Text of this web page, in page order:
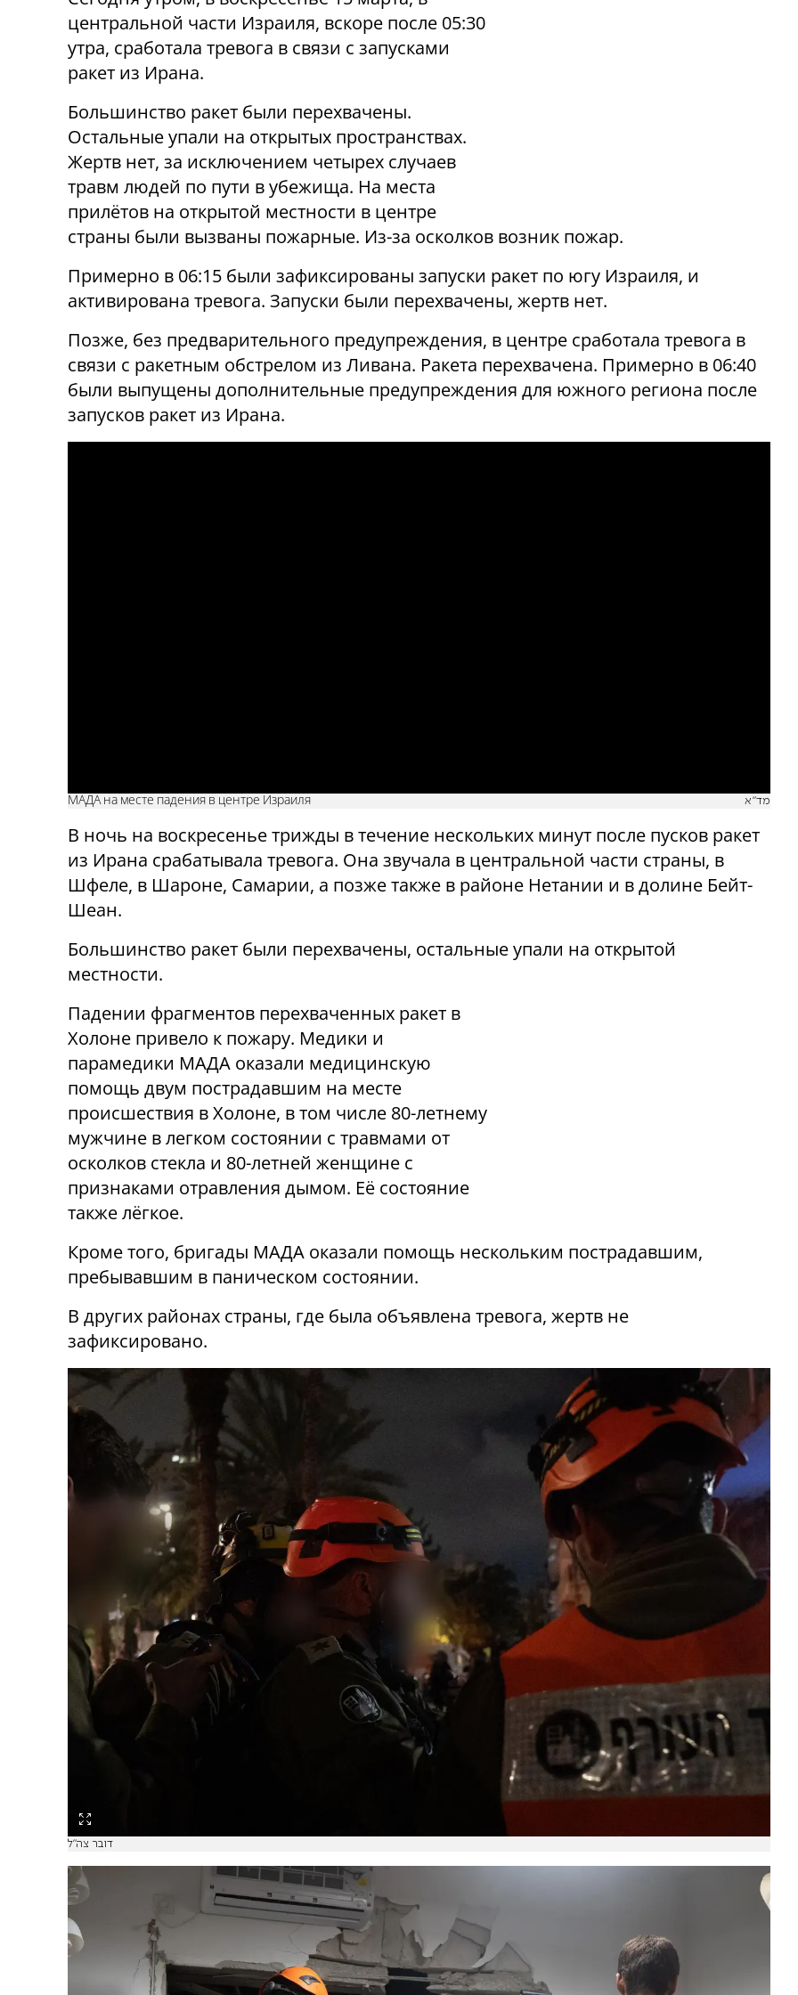
центральной части Израиля, вскоре после 05:30
утра, сработала тревога в связи с запусками
ракет из Ирана.
Большинство ракет были перехвачены.
Остальные упали на открытых пространствах.
Жертв нет, за исключением четырех случаев
травм людей по пути в убежища. На места
прилётов на открытой местности в центре
страны были вызваны пожарные. Из-за осколков возник пожар.
Примерно в 06:15 были зафиксированы запуски ракет по югу Израиля, и
активирована тревога. Запуски были перехвачены, жертв нет.
Позже, без предварительного предупреждения, в центре сработала тревога в
связи с ракетным обстрелом из Ливана. Ракета перехвачена. Примерно в 06:40
были выпущены дополнительные предупреждения для южного региона после
запусков ракет из Ирана.
МАДА на месте падения в центре Израиля מד"א
В ночь на воскресенье трижды в течение нескольких минут после пусков ракет
из Ирана срабатывала тревога. Она звучала в центральной части страны, в
Шфеле, в Шароне, Самарии, а позже также в районе Нетании и в долине Бейт-
Шеан.
Большинство ракет были перехвачены, остальные упали на открытой
местности.
Падении фрагментов перехваченных ракет в
Холоне привело к пожару. Медики и
парамедики MАДА оказали медицинскую
помощь двум пострадавшим на месте
происшествия в Холоне, в том числе 80-летнему
мужчине в легком состоянии с травмами от
осколков стекла и 80-летней женщине с
признаками отравления дымом. Её состояние
также лёгкое.
Кроме того, бригады МАДА оказали помощь нескольким пострадавшим,
пребывавшим в паническом состоянии.
В других районах страны, где была объявлена ​​тревога, жертв не
зафиксировано.
דובר צה"ל